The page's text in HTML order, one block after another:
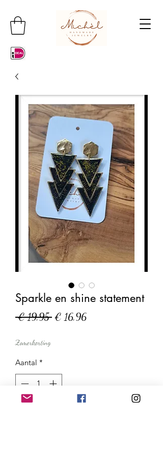
Sparkle en shine statement
€ 19,95 Normale
€ 16,96Verkoopprijs
Zomerkorting
Aantal *